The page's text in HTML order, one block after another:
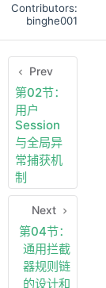
Contributors:
binghe001
Prev
第02节：
用户
Session
与全局异
常捕获机
制
Next
第04节：
通用拦截
器规则链
的设计和